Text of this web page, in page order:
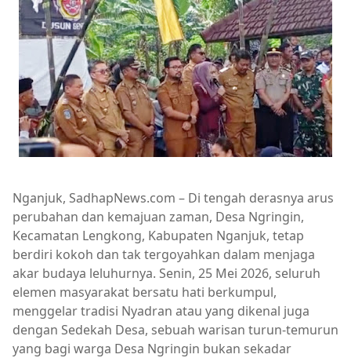
Nganjuk, SadhapNews.com – Di tengah derasnya arus
perubahan dan kemajuan zaman, Desa Ngringin,
Kecamatan Lengkong, Kabupaten Nganjuk, tetap
berdiri kokoh dan tak tergoyahkan dalam menjaga
akar budaya leluhurnya. Senin, 25 Mei 2026, seluruh
elemen masyarakat bersatu hati berkumpul,
menggelar tradisi Nyadran atau yang dikenal juga
dengan Sedekah Desa, sebuah warisan turun-temurun
yang bagi warga Desa Ngringin bukan sekadar